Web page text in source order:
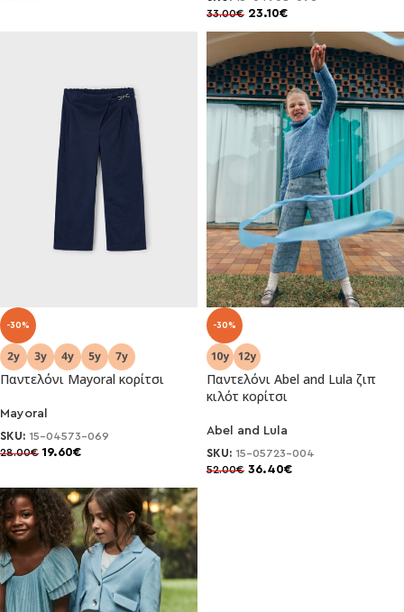
33.00€ 23.10€
-30%
Παντελόνι Mayoral κορίτσι
Mayoral
SKU: 15-04573-069
28.00€ 19.60€
-30%
Παντελόνι Abel and Lula ζιπ
κιλότ κορίτσι
Abel and Lula
SKU: 15-05723-004
52.00€ 36.40€